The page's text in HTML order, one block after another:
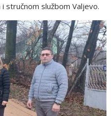
stručnom službom Valjevo.